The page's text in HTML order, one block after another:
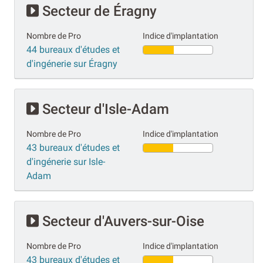
Secteur de Éragny
Nombre de Pro
44 bureaux d'études et
d'ingénerie sur Éragny
Indice d'implantation
Secteur d'Isle-Adam
Nombre de Pro
43 bureaux d'études et
d'ingénerie sur Isle-
Adam
Indice d'implantation
Secteur d'Auvers-sur-Oise
Nombre de Pro
43 bureaux d'études et
Indice d'implantation